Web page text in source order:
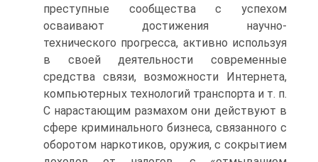
преступные сообщества с успехом
осваивают достижения научно-
технического прогресса, активно используя
в своей деятельности современные
средства связи, возможности Интернета,
компьютерных технологий транспорта и т. п.
С нарастающим размахом они действуют в
сфере криминального бизнеса, связанного с
оборотом наркотиков, оружия, с сокрытием